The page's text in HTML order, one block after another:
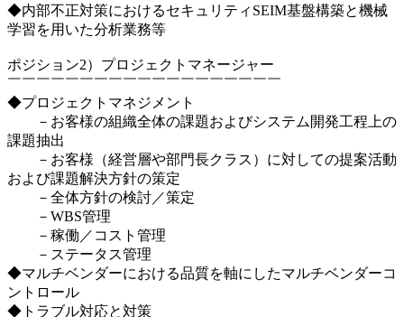
◆内部不正対策におけるセキュリティSEIM基盤構築と機械
学習を用いた分析業務等
ポジション2）プロジェクトマネージャー
￣￣￣￣￣￣￣￣￣￣￣￣￣￣￣￣￣￣￣
◆プロジェクトマネジメント
－お客様の組織全体の課題およびシステム開発工程上の
課題抽出
－お客様（経営層や部門長クラス）に対しての提案活動
および課題解決方針の策定
－全体方針の検討／策定
－WBS管理
－稼働／コスト管理
－ステータス管理
◆マルチベンダーにおける品質を軸にしたマルチベンダーコ
ントロール
◆トラブル対応と対策